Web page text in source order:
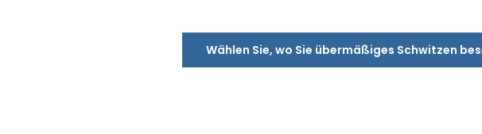
Wählen Sie, wo Sie übermäßiges Schwitzen